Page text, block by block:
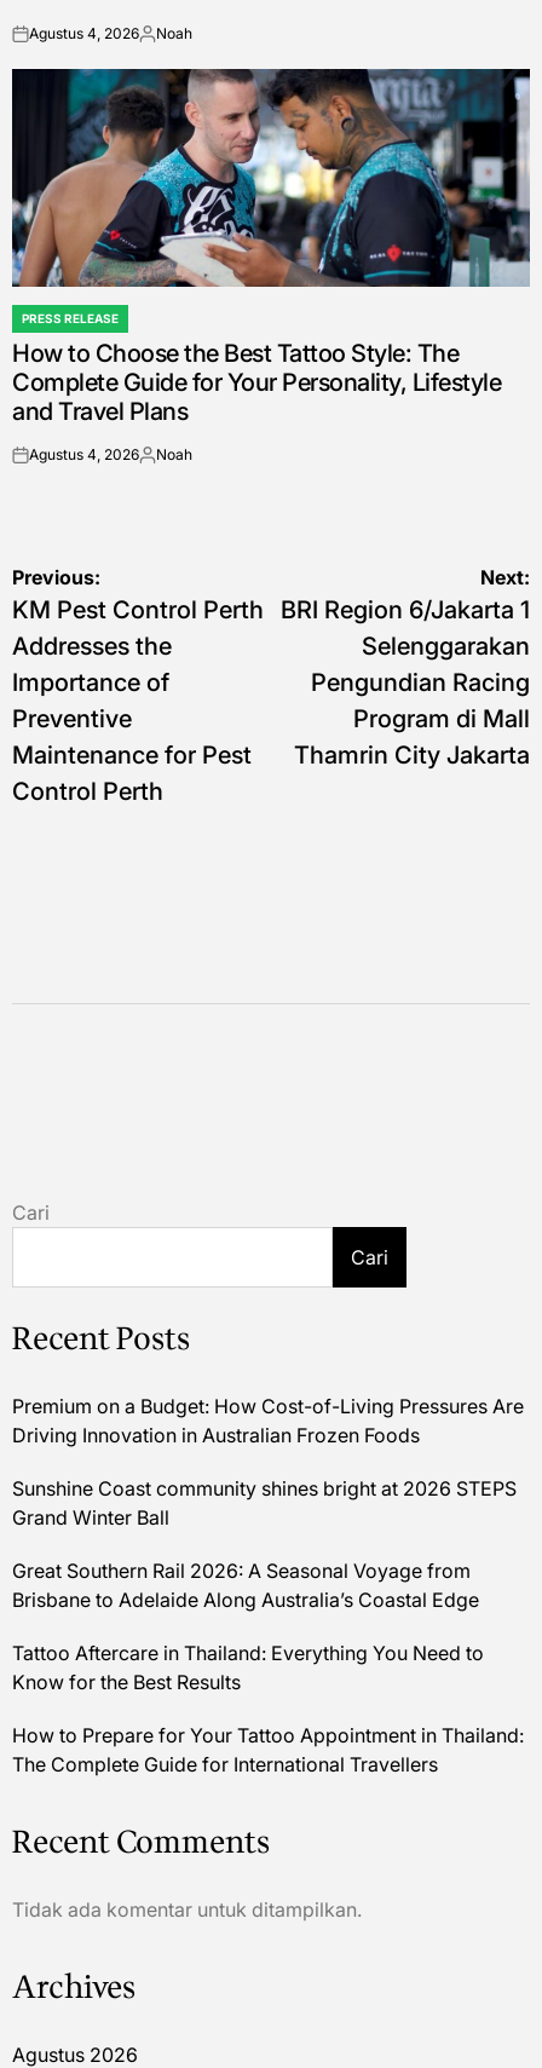
onAgustus 4, 2026Posted
Noah
POSTED
IN
PRESS RELEASE
How to Choose the Best Tattoo Style: The
Complete Guide for Your Personality, Lifestyle
and Travel Plans
onAgustus 4, 2026Posted
Noah
Navigasi
pos
Previous:
KM Pest Control Perth
Addresses the
Importance of
Preventive
Maintenance for Pest
Control Perth
Next:
BRI Region 6/Jakarta 1
Selenggarakan
Pengundian Racing
Program di Mall
Thamrin City Jakarta
Cari
Cari
Recent Posts
Premium on a Budget: How Cost-of-Living Pressures Are
Driving Innovation in Australian Frozen Foods
Sunshine Coast community shines bright at 2026 STEPS
Grand Winter Ball
Great Southern Rail 2026: A Seasonal Voyage from
Brisbane to Adelaide Along Australia’s Coastal Edge
Tattoo Aftercare in Thailand: Everything You Need to
Know for the Best Results
How to Prepare for Your Tattoo Appointment in Thailand:
The Complete Guide for International Travellers
Recent Comments
Tidak ada komentar untuk ditampilkan.
Archives
Agustus 2026